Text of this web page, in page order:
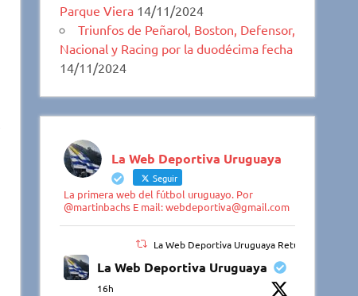
Parque Viera 14/11/2024
Triunfos de Peñarol, Boston, Defensor,
Nacional y Racing por la duodécima fecha
14/11/2024
La Web Deportiva Uruguaya
Seguir
La primera web del fútbol uruguayo. Por
@martinbachs E mail: webdeportiva@gmail.com
La Web Deportiva Uruguaya Retuiteado
La Web Deportiva Uruguaya
16h